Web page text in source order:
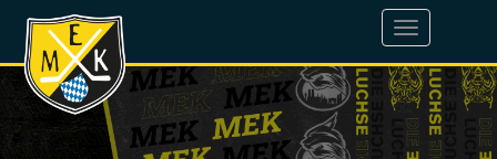
Toggle
navigation